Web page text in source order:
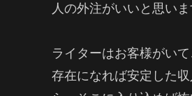
人の外注がいいと思いま
ライターはお客様がい
存在になれば安定した